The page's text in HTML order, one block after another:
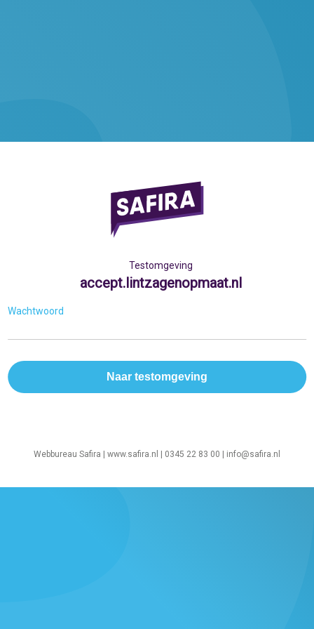
Testomgeving
accept.lintzagenopmaat.nl
Wachtwoord
Webbureau Safira | www.safira.nl | 0345 22 83 00 | info@safira.nl